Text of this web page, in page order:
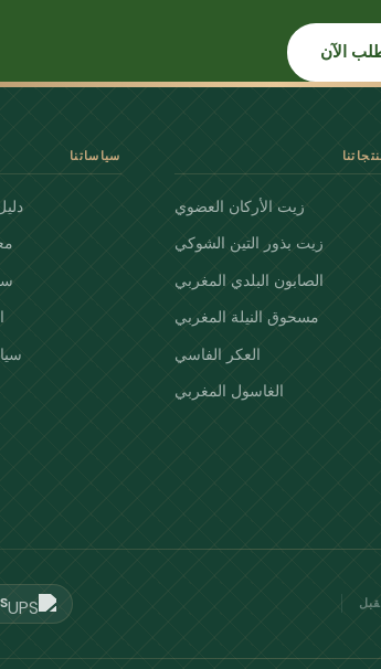
الآن
زيت الأركان العضوي
زيت بذور التين الشوكي
الصابون البلدي المغربي
مسحوق النيلة المغربي
العكر الفاسي
الغاسول المغربي
سياساتنا